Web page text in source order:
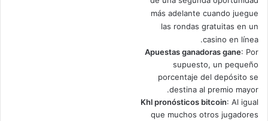
más adelante cuando juegue
las rondas gratuitas en un
casino en línea.
Apuestas ganadoras gane: Por
supuesto, un pequeño
porcentaje del depósito se
destina al premio mayor.
Khl pronósticos bitcoin: Al igual
que muchos otros jugadores